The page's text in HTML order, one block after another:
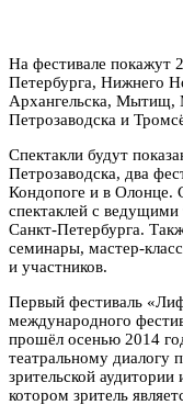
На фестивале покажут
Петербурга, Нижнего
Архангельска, Мытищ,
Петрозаводска и
Спектакли будут
Петрозаводска, два
Кондопоге и в Олонце.
спектаклей с
Санкт-Петербурга.
семинары, мастер-
и участников.
Первый фестиваль
международного
прошёл осенью 2014
театральному диалогу
зрительской аудитории
котором зритель